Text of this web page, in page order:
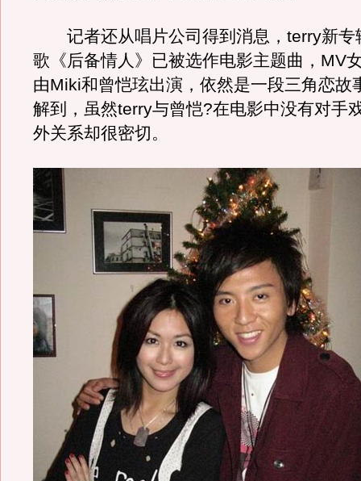
记者还从唱片公司得到消息，terry新专
歌《后备情人》已被选作电影主题曲，MV
由Miki和曾恺玹出演，依然是一段三角恋故
解到，虽然terry与曾恺?在电影中没有对手
外关系却很密切。